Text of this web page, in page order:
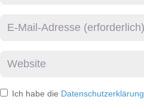
Ich habe die Datenschutzerklärung